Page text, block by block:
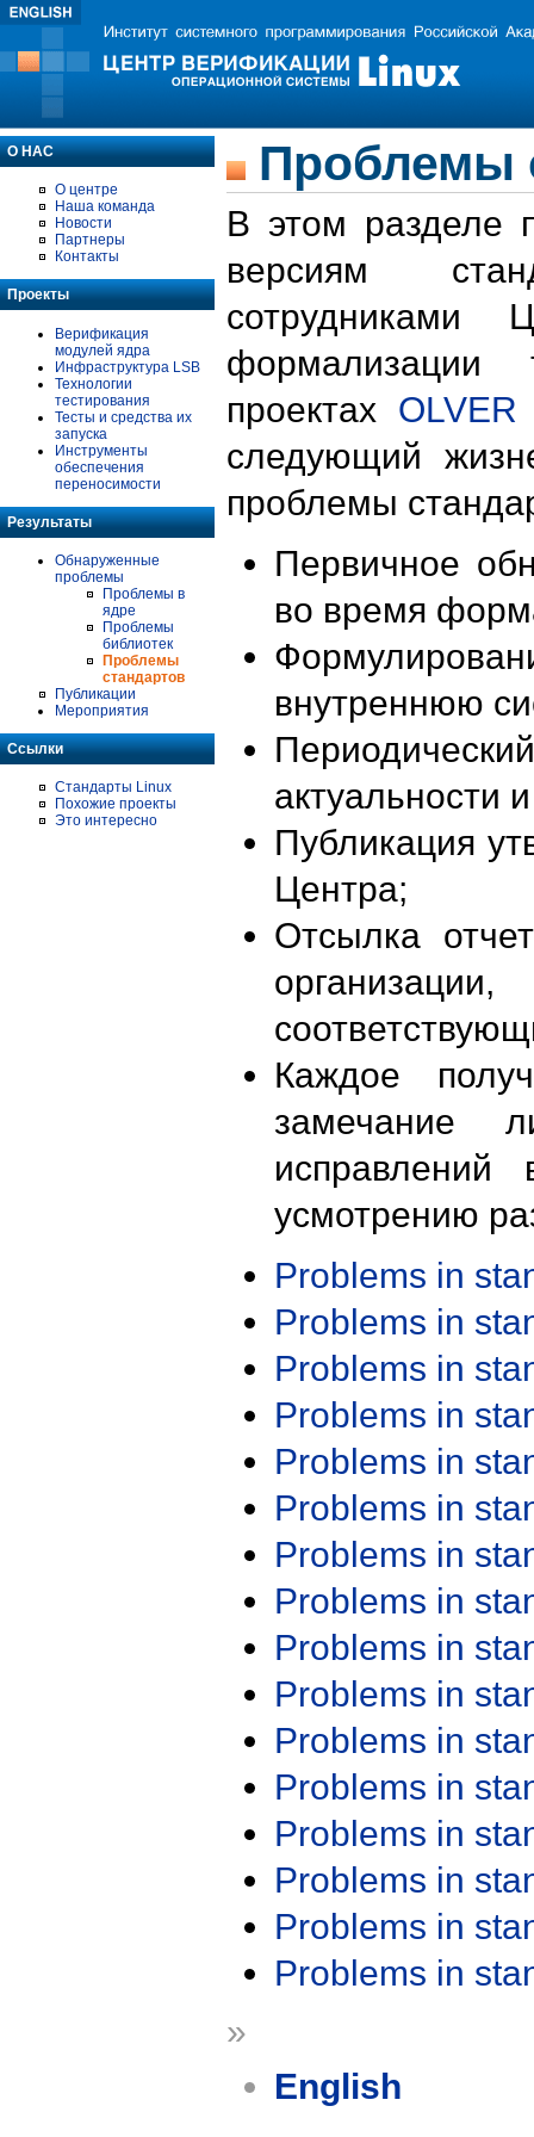
О НАС
О центре
Наша команда
Новости
Партнеры
Контакты
Проекты
Верификация
модулей ядра
Инфраструктура LSB
Технологии
тестирования
Тесты и средства их
запуска
Инструменты
обеспечения
переносимости
Результаты
Обнаруженные
проблемы
Проблемы в
ядре
Проблемы
библиотек
Проблемы
стандартов
Публикации
Мероприятия
Ссылки
Стандарты Linux
Похожие проекты
Это интересно
Проблемы
В этом разделе
версиям
формализации
проектах OLVER
следующий
проблемы
Первичное
во время
внутреннюю
актуальности
Публикация
Центра;
Отсылка
Каждое
замечание
исправлений
усмотрению
Problems in
Problems in
Problems in
Problems in
Problems in
Problems in
Problems in
Problems in
Problems in
Problems in
Problems in
Problems in
Problems in
Problems in
Problems in
Problems in
»
English